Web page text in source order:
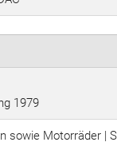
1979
sowie Motorräder |